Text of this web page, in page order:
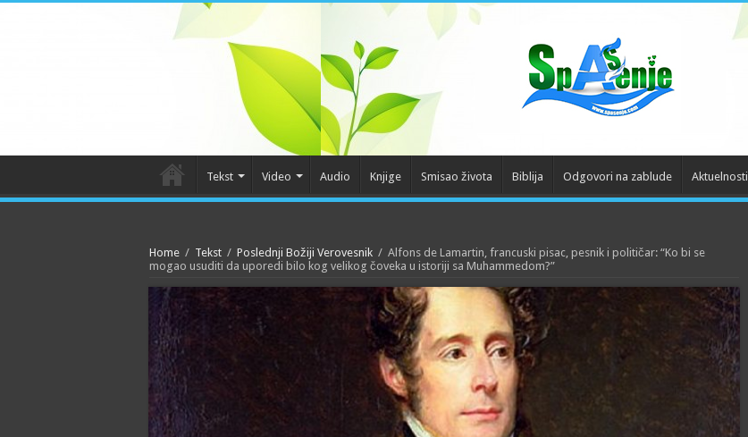
Tekst Video Audio Knjige Smisao života Biblija Odgovori na zablude Aktuelnosti
Home / Tekst / Poslednji Božiji Verovesnik / Alfons de Lamartin, francuski pisac, pesnik i političar: “Ko bi se
mogao usuditi da uporedi bilo kog velikog čoveka u istoriji sa Muhammedom?”